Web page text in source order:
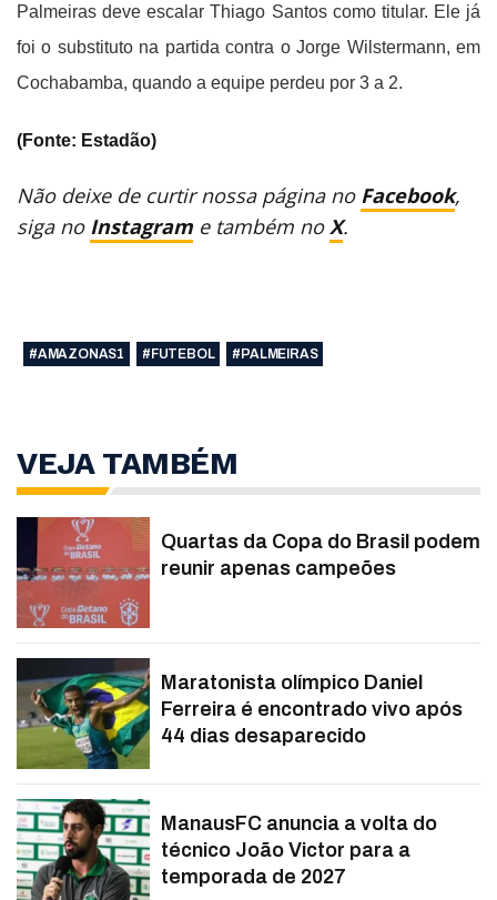
Palmeiras deve escalar Thiago Santos como titular. Ele já
foi o substituto na partida contra o Jorge Wilstermann, em
Cochabamba, quando a equipe perdeu por 3 a 2.
(Fonte: Estadão)
Não deixe de curtir nossa página no Facebook,
siga no Instagram e também no X.
#AMAZONAS1 #FUTEBOL #PALMEIRAS
VEJA TAMBÉM
Quartas da Copa do Brasil podem
reunir apenas campeões
Maratonista olímpico Daniel
Ferreira é encontrado vivo após
44 dias desaparecido
ManausFC anuncia a volta do
técnico João Victor para a
temporada de 2027